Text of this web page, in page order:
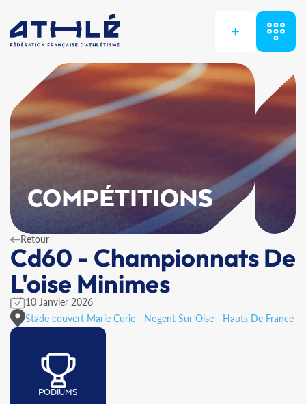
+
COMPÉTITIONS
Retour
Cd60 - Championnats De
L'oise Minimes
10 Janvier 2026
Stade couvert Marie Curie - Nogent Sur Oise - Hauts De France
PODIUMS